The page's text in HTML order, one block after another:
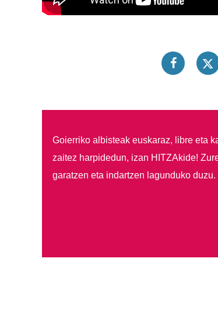
Goierriko albisteak euskaraz, libre eta
zaitez harpidedun, izan HITZAkide!
garatzen eta indartzen lagunduko duzu.